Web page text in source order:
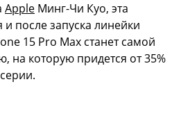
Apple Минг-Чи Куо, эта
после запуска линейки
15 Pro Max станет самой
на которую придется от 35%